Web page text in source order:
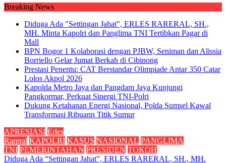
Breaking News
Diduga Ada "Settingan Jahat", ERLES RARERAL, SH.,
MH. Minta Kapolri dan Panglima TNI Tertibkan Pagar di
Mall
BPN Bogor 1 Kolaborasi dengan PJBW, Seniman dan Alissia
Borriello Gelar Jumat Berkah di Cibinong
Prestasi Penentu: CAT Berstandar Olimpiade Antar 350 Catar
Lolos Akpol 2026
Kapolda Metro Jaya dan Pangdam Jaya Kunjungi
Pangkormar, Perkuat Sinergi TNI-Polri
Dukung Ketahanan Energi Nasional, Polda Sumsel Kawal
Transformasi Ribuann Titik Sumur
APRESIASI Erles
Rareral KAPOLRI KASUS NASIONAL PANGLIMA
TNI PEMERINTAHAN PRESIDEN TOKOH
Diduga Ada “Settingan Jahat”, ERLES RARERAL, SH., MH.